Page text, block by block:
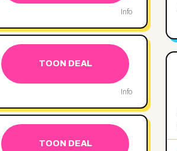
Info
TOON DEAL
Info
TOON DEAL